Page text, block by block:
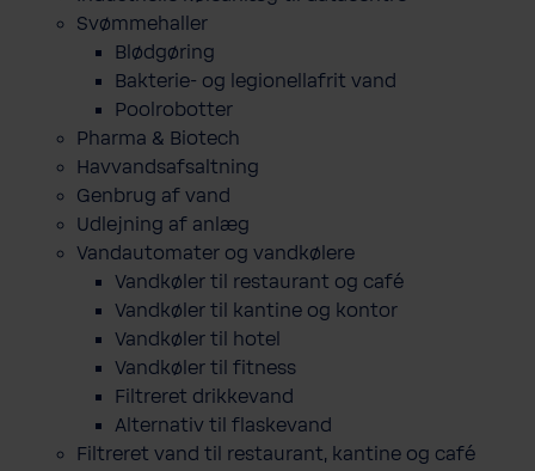
Svømmehaller
Blødgøring
Bakterie- og legionellafrit vand
Poolrobotter
Pharma & Biotech
Havvandsafsaltning
Genbrug af vand
Udlejning af anlæg
Vandautomater og vandkølere
Vandkøler til restaurant og café
Vandkøler til kantine og kontor
Vandkøler til hotel
Vandkøler til fitness
Filtreret drikkevand
Alternativ til flaskevand
Filtreret vand til restaurant, kantine og café